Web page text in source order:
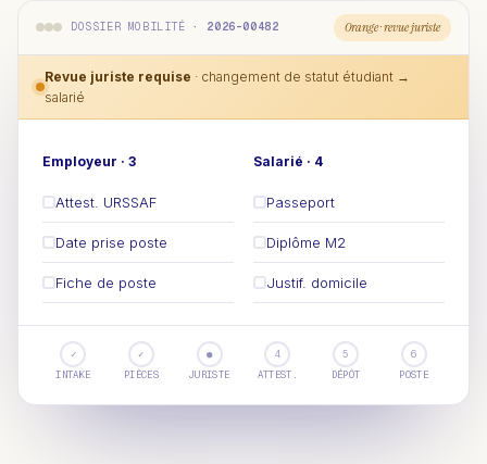
DOSSIER MOBILITÉ · 2026-00482 Orange · revue juriste
Revue juriste requise · changement de statut étudiant →
salarié
Employeur · 3
Attest. URSSAF
Date prise poste
Fiche de poste
Salarié · 4
Passeport
Diplôme M2
Justif. domicile
✓
INTAKE
✓
PIÈCES
●
JURISTE
4
ATTEST.
5
DÉPÔT
6
POSTE